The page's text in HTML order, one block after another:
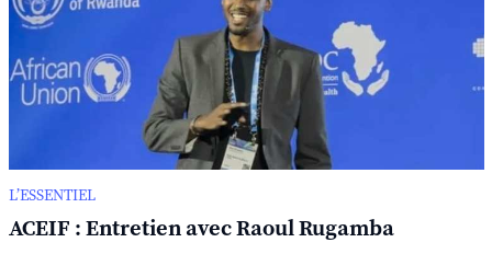
L’ESSENTIEL
ACEIF : Entretien avec Raoul Rugamba